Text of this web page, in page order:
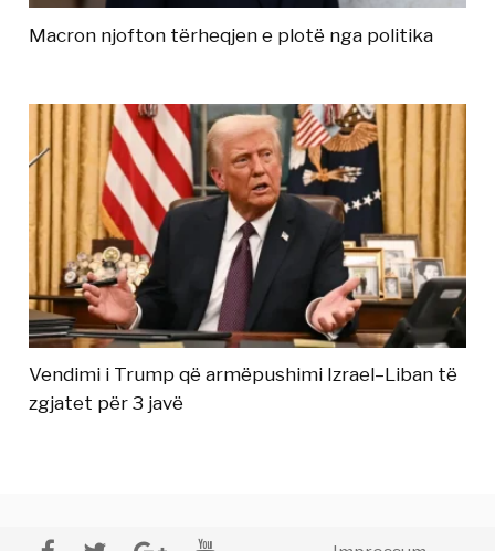
Macron njofton tërheqjen e plotë nga politika
Vendimi i Trump që armëpushimi Izrael–Liban të
zgjatet për 3 javë